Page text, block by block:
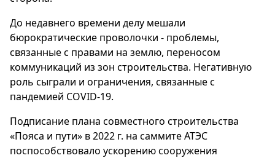
До недавнего времени делу мешали
бюрократические проволочки - проблемы,
связанные с правами на землю, переносом
коммуникаций из зон строительства. Негативную
роль сыграли и ограничения, связанные с
пандемией COVID-19.
Подписание плана совместного строительства
«Пояса и пути» в 2022 г. на саммите АТЭС
поспособствовало ускорению сооружения